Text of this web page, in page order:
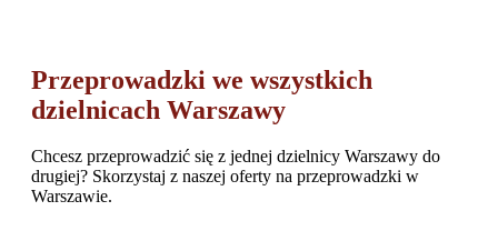
Przeprowadzki we wszystkich
dzielnicach Warszawy
Chcesz przeprowadzić się z jednej dzielnicy Warszawy do
drugiej? Skorzystaj z naszej oferty na przeprowadzki w
Warszawie.